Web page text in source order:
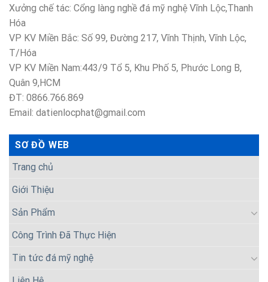
Xưởng chế tác: Cổng làng nghề đá mỹ nghệ Vĩnh Lộc,Thanh
Hóa
VP KV Miền Bắc: Số 99, Đường 217, Vĩnh Thịnh, Vĩnh Lộc,
T/Hóa
VP KV Miền Nam:443/9 Tổ 5, Khu Phố 5, Phước Long B,
Quân 9,HCM
ĐT: 0866.766.869
Email: datienlocphat@gmail.com
SƠ ĐỒ WEB
Trang chủ
Giới Thiệu
Sản Phẩm
Công Trình Đã Thực Hiện
Tin tức đá mỹ nghệ